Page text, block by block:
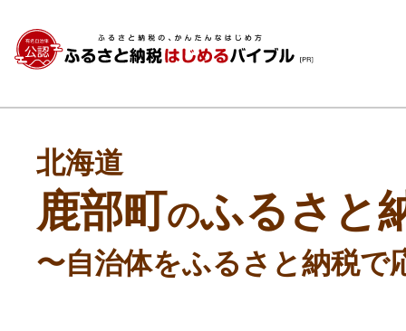
北海道
鹿部町のふるさと
〜自治体をふるさと納税で